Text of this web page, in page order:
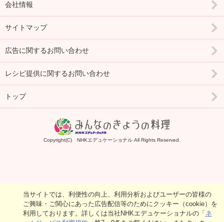
会社情報
サイトマップ
広告に関するお問い合わせ
レシピ提供に関するお問い合わせ
トップ
Copyright(C) NHKエデュケーショナル All Rights Reserved.
当サイトでは、利便性の向上、利用分析およびユーザーの皆様の
ご興味・ご関心にあった広告配信等のためにクッキー（cookie）を
利用しております。詳しくは当社NHKエデュケーショナルの「 ネ